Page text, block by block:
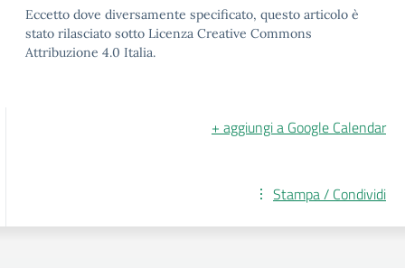
Eccetto dove diversamente specificato, questo articolo è
stato rilasciato sotto Licenza Creative Commons
Attribuzione 4.0 Italia.
+ aggiungi a Google Calendar
Stampa / Condividi